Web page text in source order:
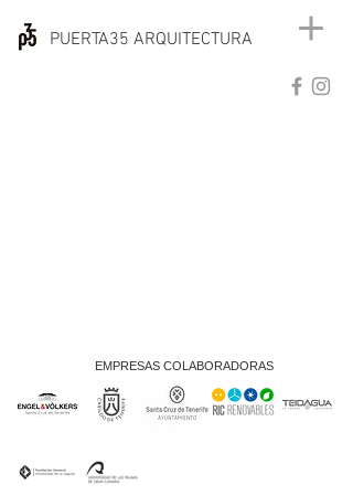
PUERTA35 ARQUITECTURA
EMPRESAS COLABORADORAS